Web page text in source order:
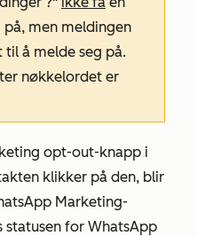
men meldingen
å melde seg på.
nøkkelordet er
opt-out-knapp i
klikker på den, blir
Marketing-
statusen for WhatsApp